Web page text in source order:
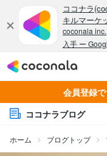
会員登録
ココナラブログ
ホーム ブログトップ